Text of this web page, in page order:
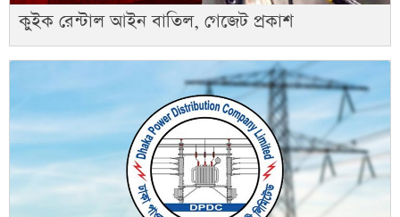
কুইক রেন্টাল আইন বাতিল, গেজেট প্রকাশ